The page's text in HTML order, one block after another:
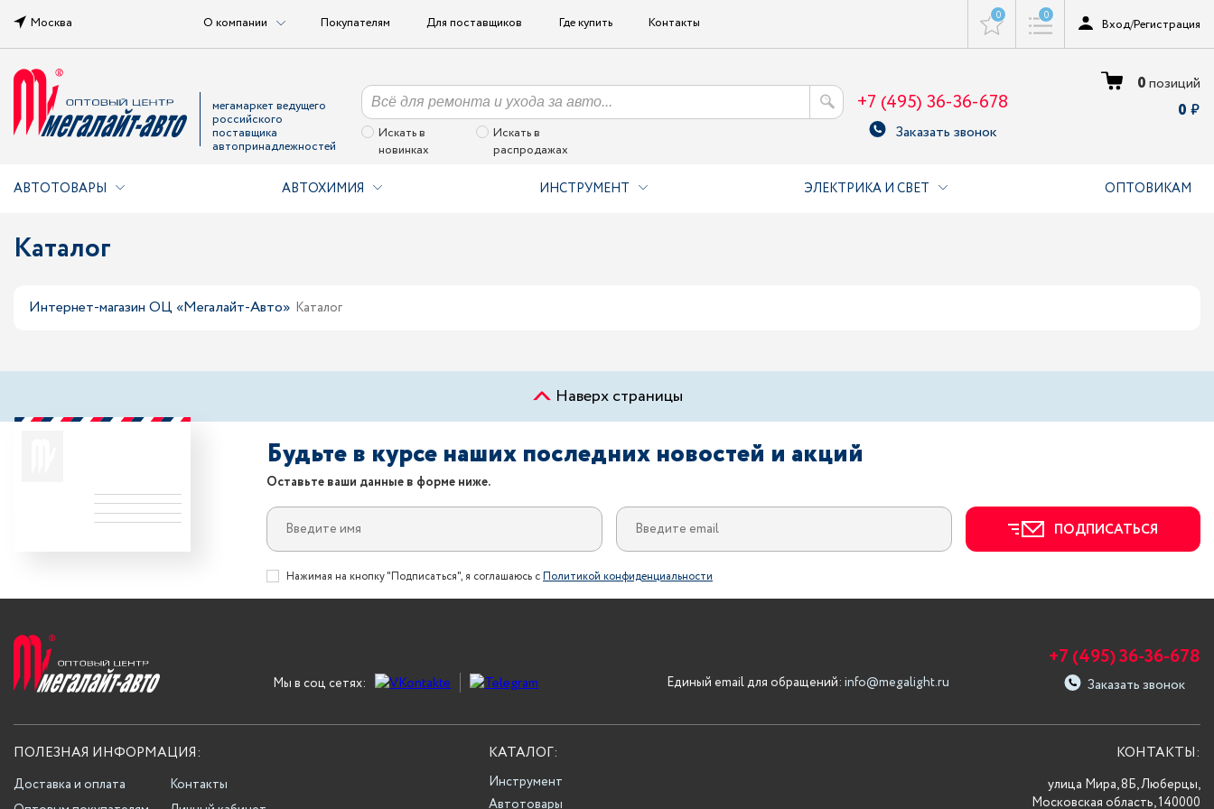
Москва О компании Покупателям Для поставщиков Где купить Контакты 0 0
Вход/Регистрация
мегамаркет ведущего
российского
поставщика
автопринадлежностей
Искать в
новинках
Искать в
распродажах
+7 (495) 36-36-678
Заказать звонок
0позиций
0
АВТОТОВАРЫ АВТОХИМИЯ ИНСТРУМЕНТ ЭЛЕКТРИКА И СВЕТ ОПТОВИКАМ
Каталог
Интернет-магазин ОЦ «Мегалайт-Авто» Каталог
Наверх страницы
Будьте в курсе наших последних новостей и акций
Оставьте ваши данные в форме ниже.
ПОДПИСАТЬСЯ
Нажимая на кнопку "Подписаться", я соглашаюсь сПолитикой конфиденциальности
Мы в соц сетях: Единый email для обращений: info@megalight.ru
+7 (495) 36-36-678
Заказать звонок
ПОЛЕЗНАЯ ИНФОРМАЦИЯ:
Доставка и оплата
Контакты
КАТАЛОГ:
Инструмент
Автотовары
КОНТАКТЫ:
улица Мира, 8Б, Люберцы,
Московская область, 140000